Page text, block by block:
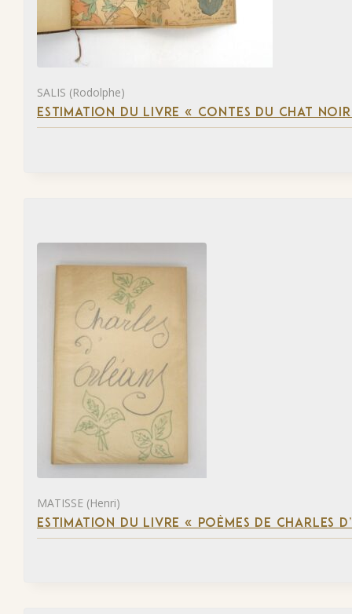
SALIS (Rodolphe)
ESTIMATION DU LIVRE « CONTES DU CHAT
MATISSE (Henri)
ESTIMATION DU LIVRE « POÈMES DE CHARLES